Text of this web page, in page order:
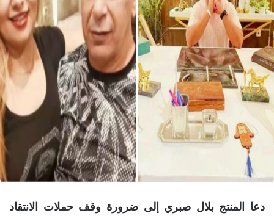
دعا المنتج بلال صبري إلى ضرورة وقف حملات الانتقاد